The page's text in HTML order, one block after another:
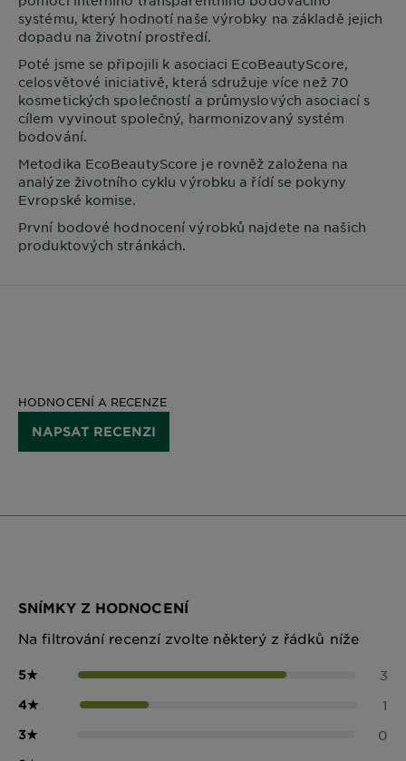
systému, který hodnotí naše výrobky na základě jejich
dopadu na životní prostředí.
Poté jsme se připojili k asociaci EcoBeautyScore,
celosvětové iniciativě, která sdružuje více než 70
kosmetických společností a průmyslových asociací s
cílem vyvinout společný, harmonizovaný systém
bodování.
Metodika EcoBeautyScore je rovněž založena na
analýze životního cyklu výrobku a řídí se pokyny
Evropské komise.
První bodové hodnocení výrobků najdete na našich
produktových stránkách.
HODNOCENÍ A RECENZE
NAPSAT RECENZI
SNÍMKY Z HODNOCENÍ
Na filtrování recenzí zvolte některý z řádků níže
5★ 3
4★ 1
3★ 0